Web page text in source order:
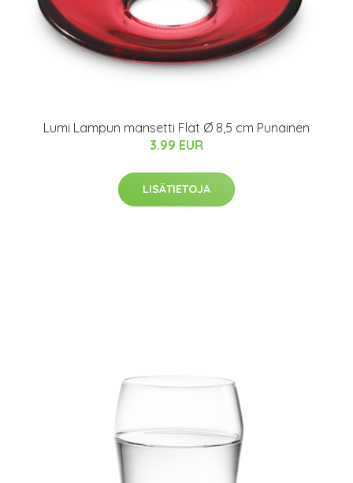
Lumi Lampun mansetti Flat Ø 8,5 cm Punainen
3.99 EUR
LISÄTIETOJA